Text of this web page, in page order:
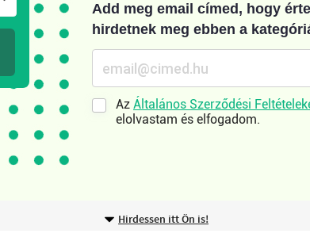
Add meg email címed, hogy
hirdetnek meg ebben a
Az Általános Szerződési
elolvastam és elfogadom.
Hirdessen itt Ön is!